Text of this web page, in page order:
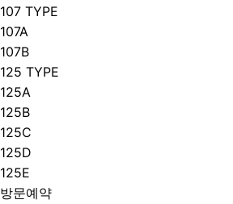
107 TYPE
107A
107B
125 TYPE
125A
125B
125C
125D
125E
방문예약